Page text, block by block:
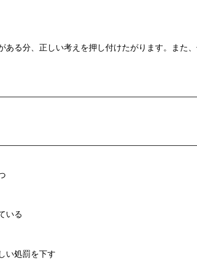
ある分、正しい考えを押し付けたがります。また
いる
い処罰を下す